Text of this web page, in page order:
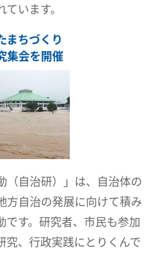
います。
まちづくり
会を開催
（自治研）」は、自治体の
方自治の発展に向けて積み
です。研究者、市民も参加
究、行政実践にとりくんで